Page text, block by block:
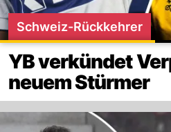
Schweiz-Rückkehrer
YB verkündet
neuem Stürmer